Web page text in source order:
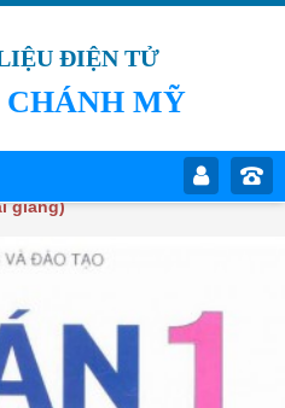
ĐIỆN TỬ
MỸ
giảng)